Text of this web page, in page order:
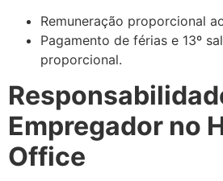
Remuneração proporcional
Pagamento de férias e 13º
proporcional.
Empregador no
Office